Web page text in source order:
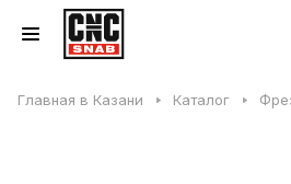
Главная в Казани Каталог